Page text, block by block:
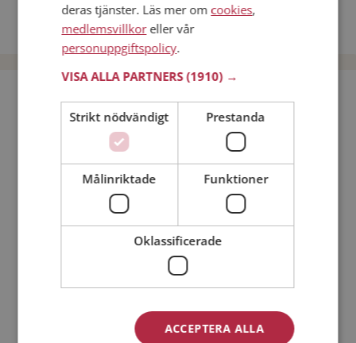
Dejta män i Sverige
Dejta kvinnor i Sverige
Bli medlem utan kostnad!
Kvinna
Min ålder:
deras tjänster. Läs mer om cookies,
medlemsvillkoreller vår
personuppgiftspolicy.
VISA ALLA PARTNERS(1910) →
Strikt nödvändigt Prestanda
Målinriktade Funktioner
Oklassificerade
ACCEPTERA ALLA